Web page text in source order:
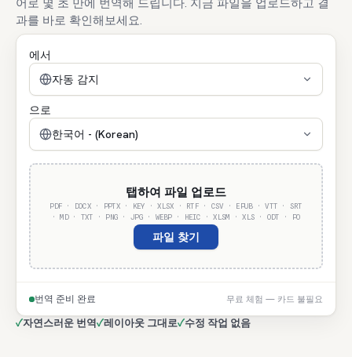
과를 바로 확인해보세요.
에서
자동 감지
으로
한국어 - (Korean)
탭하여 파일 업로드
PDF · DOCX · PPTX · KEY · XLSX · RTF · CSV · EPUB · VTT · SRT
· MD · TXT · PNG · JPG · WEBP · HEIC · XLSM · XLS · ODT · PO
파일 찾기
번역 준비 완료 무료 체험 — 카드 불필요
✓자연스러운 번역✓레이아웃 그대로✓수정 작업 없음